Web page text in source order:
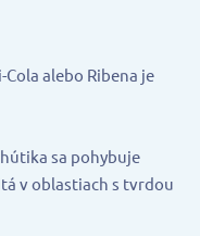
Cola alebo Ribena je
sa pohybuje
v oblastiach s tvrdou